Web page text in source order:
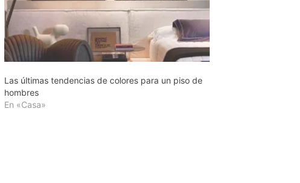
Las últimas tendencias de colores para un piso de
hombres
En «Casa»